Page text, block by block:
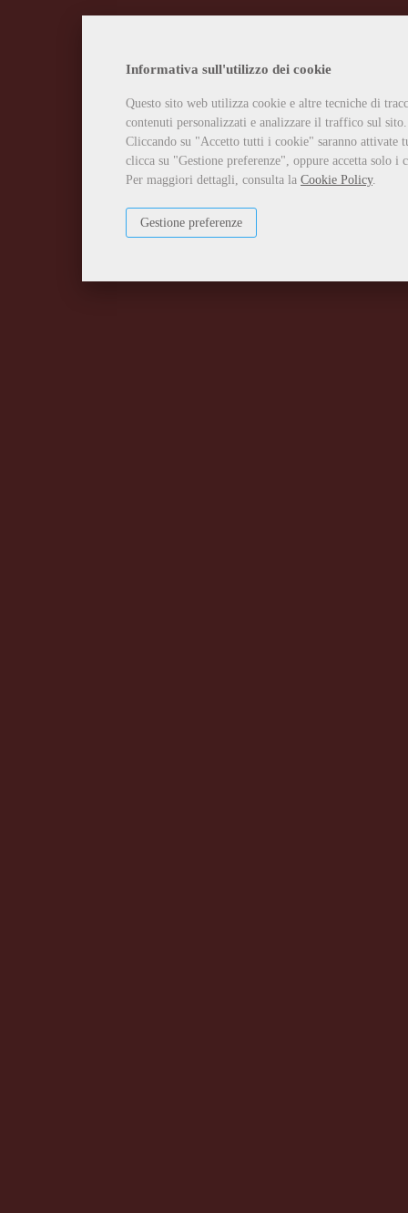
Informativa sull'utilizzo dei cookie
Questo sito web utilizza cookie e altre tecniche di
contenuti personalizzati e analizzare il traffico sul sito.
Cliccando su "Accetto tutti i cookie" saranno attivate
clicca su "Gestione preferenze", oppure accetta solo
Per maggiori dettagli, consulta la Cookie Policy.
Gestione preferenze